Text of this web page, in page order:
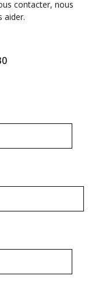
contacter, nous
aider.